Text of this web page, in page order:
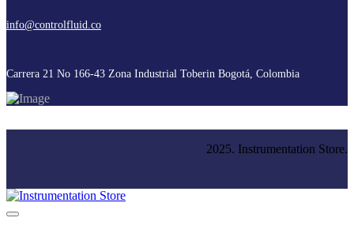
info@controlfluid.co
Carrera 21 No 166-43 Zona Industrial Toberin Bogotá, Colombia
2025. Instrumentation Store.